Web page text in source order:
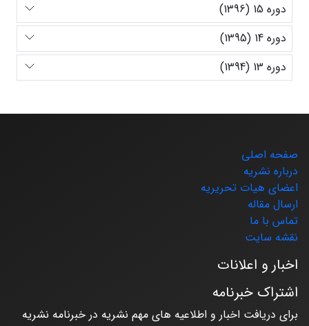
دوره 15 (1396)
دوره 14 (1395)
دوره 13 (1394)
صفحه اصلی
درباره نشریه
اعضای هیات تحریریه
ارسال مقاله
تماس با ما
نقشه سایت
اخبار و اعلانات
اشتراک خبرنامه
برای دریافت اخبار و اطلاعیه های مهم نشریه در خبرنامه نشریه